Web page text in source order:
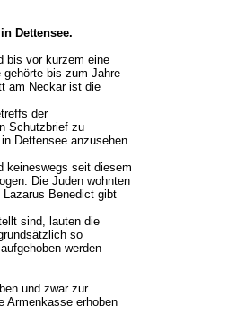
Dettensee.
bis vor kurzem eine
gehörte bis zum Jahre
am Neckar ist die
der
Schutzbrief zu
Dettensee anzusehen
keineswegs seit diesem
Die Juden wohnten
Benedict gibt
sind, lauten die
so
werden
und zwar zur
Armenkasse erhoben